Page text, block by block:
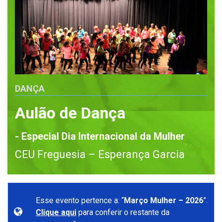
DANÇA
Aulão de Dança
- Especial Dia Internacional da Mulher
CEU Freguesia – Esperança Garcia
Esse evento pertence a: “Março Mulher – 2026”.
Clique aqui para conferir o restante da